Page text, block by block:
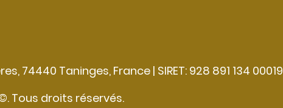
74440 Taninges, France | SIRET: 928 891 134 00019
Tous droits réservés.